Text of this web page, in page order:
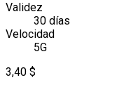
Validez
30 días
Velocidad
5G
3,40 $